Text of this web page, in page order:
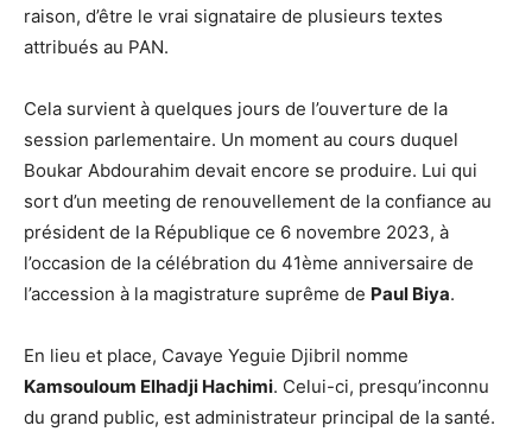
raison, d’être le vrai signataire de plusieurs textes
attribués au PAN.
Cela survient à quelques jours de l’ouverture de la
session parlementaire. Un moment au cours duquel
Boukar Abdourahim devait encore se produire. Lui qui
sort d’un meeting de renouvellement de la confiance au
président de la République ce 6 novembre 2023, à
l’occasion de la célébration du 41ème anniversaire de
l’accession à la magistrature suprême de Paul Biya.
En lieu et place, Cavaye Yeguie Djibril nomme
Kamsouloum Elhadji Hachimi. Celui-ci, presqu’inconnu
du grand public, est administrateur principal de la santé.